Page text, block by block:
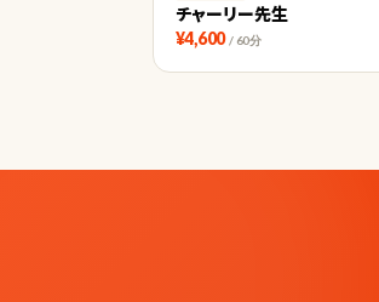
チャーリー先生
¥4,600 / 60分